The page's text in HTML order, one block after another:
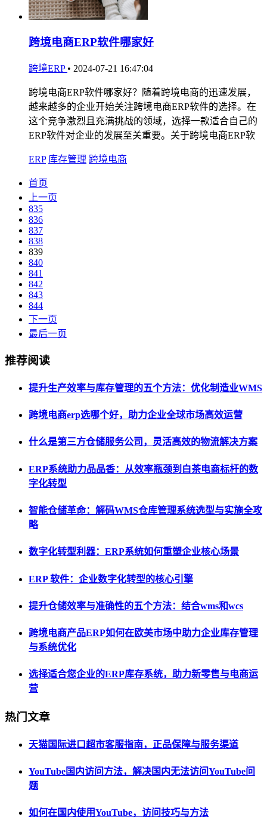
跨境电商ERP软件哪家好
跨境ERP • 2024-07-21 16:47:04
跨境电商ERP软件哪家好？随着跨境电商的迅速发展，
越来越多的企业开始关注跨境电商ERP软件的选择。在
这个竞争激烈且充满挑战的领域，选择一款适合自己的
ERP软件对企业的发展至关重要。关于跨境电商ERP软
ERP 库存管理 跨境电商
首页
上一页
835
836
837
838
839
840
841
842
843
844
下一页
最后一页
推荐阅读
提升生产效率与库存管理的五个方法：优化制造业WMS
跨境电商erp选哪个好，助力企业全球市场高效运营
什么是第三方仓储服务公司，灵活高效的物流解决方案
ERP系统助力品品香：从效率瓶颈到白茶电商标杆的数
字化转型
智能仓储革命：解码WMS仓库管理系统选型与实施全攻
略
数字化转型利器：ERP系统如何重塑企业核心场景
ERP 软件：企业数字化转型的核心引擎
提升仓储效率与准确性的五个方法：结合wms和wcs
跨境电商产品ERP如何在欧美市场中助力企业库存管理
与系统优化
选择适合您企业的ERP库存系统，助力新零售与电商运
营
热门文章
天猫国际进口超市客服指南，正品保障与服务渠道
YouTube国内访问方法，解决国内无法访问YouTube问
题
如何在国内使用YouTube，访问技巧与方法